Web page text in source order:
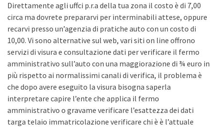
Direttamente agli uffci p.r.a della tua zona il costo è di 7,00
circa ma dovrete prepararvi per interminabili attese, oppure
recarvi presso un’agenzia di pratiche auto con un costo di
10,00. Vi sono alternative sul web, vari siti on line offrono
servizi di visura e consultazione dati per verificare il fermo
amministrativo sull’auto con una maggiorazione di ¾ euro in
più rispetto ai normalissimi canali di verifica, il problema è
che dopo avere eseguito la visura bisogna saperla
interpretare capire l’ente che applica il fermo
amministrativo o gravame verificare l’esattezza dei dati
targa telaio immatricolazione verificare chi è è l’attuale